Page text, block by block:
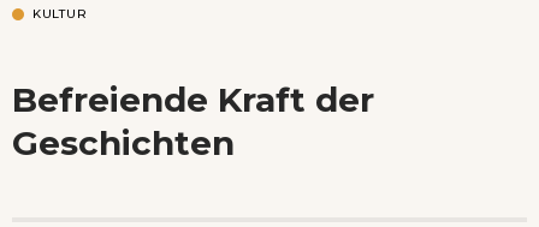
KULTUR
Befreiende Kraft der
Geschichten